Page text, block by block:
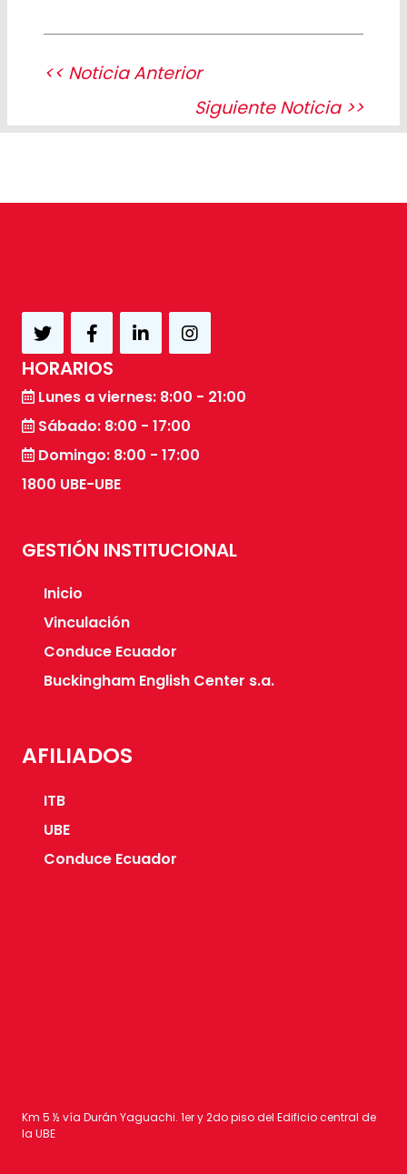
<< Noticia Anterior
Siguiente Noticia >>
HORARIOS
Lunes a viernes: 8:00 - 21:00
Sábado: 8:00 - 17:00
Domingo: 8:00 - 17:00
1800 UBE-UBE
GESTIÓN INSTITUCIONAL
Inicio
Vinculación
Conduce Ecuador
Buckingham English Center s.a.
AFILIADOS
ITB
UBE
Conduce Ecuador
Km 5 ½ vía Durán Yaguachi. 1er y 2do piso del Edificio central de
la UBE